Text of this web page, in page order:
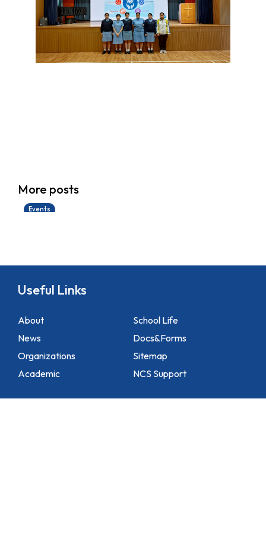
More posts
Events
28/06/2026
Useful Links
About
News
Organizations
Academic
School Life
Docs&Forms
Sitemap
NCS Support